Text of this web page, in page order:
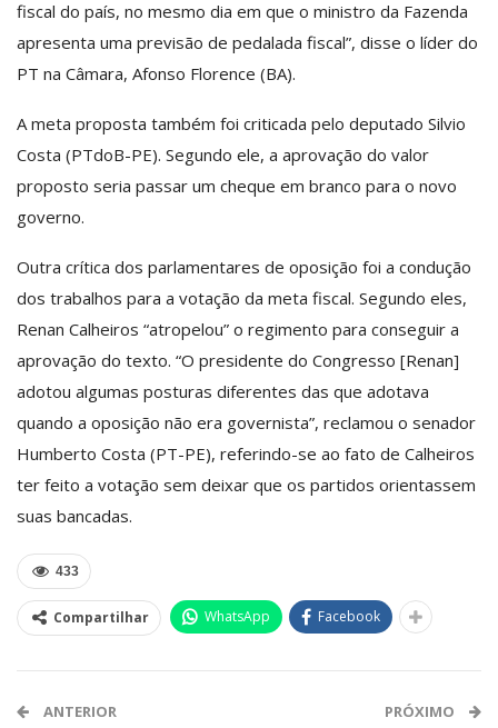
fiscal do país, no mesmo dia em que o ministro da Fazenda
apresenta uma previsão de pedalada fiscal”, disse o líder do
PT na Câmara, Afonso Florence (BA).
A meta proposta também foi criticada pelo deputado Silvio
Costa (PTdoB-PE). Segundo ele, a aprovação do valor
proposto seria passar um cheque em branco para o novo
governo.
Outra crítica dos parlamentares de oposição foi a condução
dos trabalhos para a votação da meta fiscal. Segundo eles,
Renan Calheiros “atropelou” o regimento para conseguir a
aprovação do texto. “O presidente do Congresso [Renan]
adotou algumas posturas diferentes das que adotava
quando a oposição não era governista”, reclamou o senador
Humberto Costa (PT-PE), referindo-se ao fato de Calheiros
ter feito a votação sem deixar que os partidos orientassem
suas bancadas.
433
Compartilhar WhatsApp Facebook
ANTERIOR PRÓXIMO